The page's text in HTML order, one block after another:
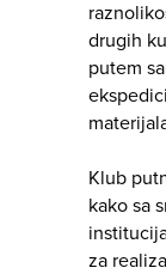
drugih
putem
Klub
kako sa
za